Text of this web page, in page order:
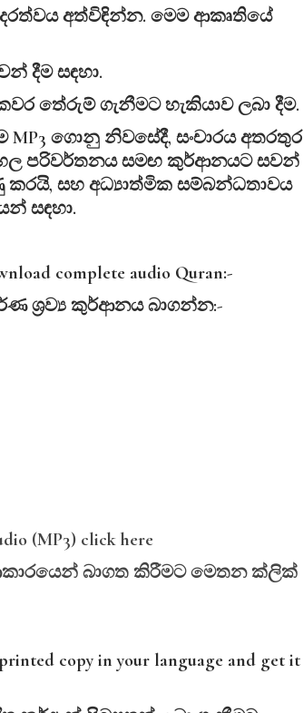
අත්විඳින්න. මෙම ආකෘතියේ
දීම සඳහා.
තේරුම් ගැනීමට හැකියාව ලබා දීම.
ගොනු නිවසේදී, සංචාරය අතරතුර
පරිවර්තනය සමඟ කුර්ආනයට සවන්
කරයි, සහ අධ්‍යාත්මික සම්බන්ධතාවය
සඳහා.
complete audio Quran:-
ශ්‍රව්‍ කුර්ආනයබාගන්න:-
(MP3) click here
බාගත කිරීමටමෙතන ක්ලික්
copy in your language and get it